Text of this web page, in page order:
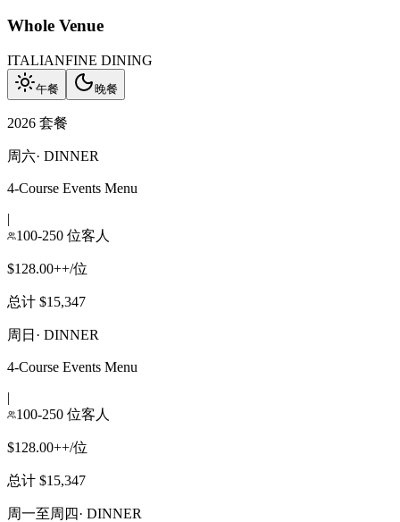
Whole Venue
ITALIANFINE DINING
午餐 晚餐
2026 套餐
周六· DINNER
4-Course Events Menu
|
100-250 位客人
$128.00++/位
总计 $15,347
周日 · DINNER
4-Course Events Menu
|
100-250 位客人
$128.00++/位
总计 $15,347
周一至周四· DINNER